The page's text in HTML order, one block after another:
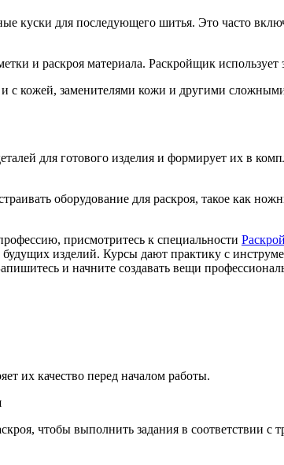
куски для последующего шитья. Это часто
и раскроя материала. Раскройщик
с кожей, заменителями кожи и другими
для готового изделия и формирует их в
оборудование для раскроя, такое как
присмотритесь к специальности
будущих изделий. Курсы дают практику с
и начните создавать вещи
их качество перед началом работы.
чтобы выполнить задания в соответствии с